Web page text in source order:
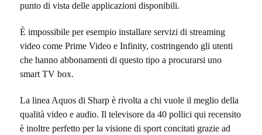
punto di vista delle applicazioni disponibili.
È impossibile per esempio installare servizi di streaming
video come Prime Video e Infinity, costringendo gli utenti
che hanno abbonamenti di questo tipo a procurarsi uno
smart TV box.
La linea Aquos di Sharp è rivolta a chi vuole il meglio della
qualità video e audio. Il televisore da 40 pollici qui recensito
è inoltre perfetto per la visione di sport concitati grazie ad